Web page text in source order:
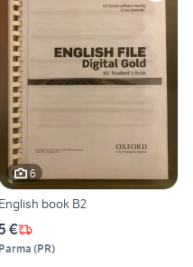
6
English book B2
€
Parma (PR)